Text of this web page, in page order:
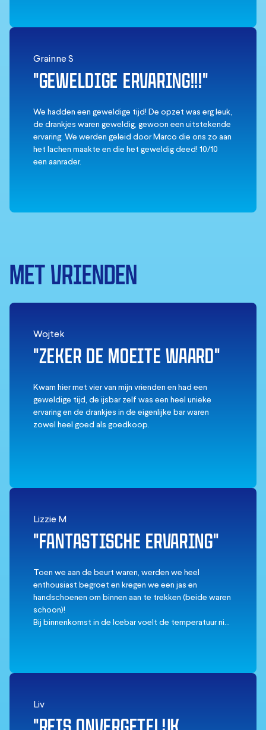
De moeite waard!
Grainne S
"GEWELDIGE ERVARING!!!"
We hadden een geweldige tijd! De opzet was erg leuk,
de drankjes waren geweldig, gewoon een uitstekende
ervaring. We werden geleid door Marco die ons zo aan
het lachen maakte en die het geweldig deed! 10/10
een aanrader.
MET VRIENDEN
Wojtek
"ZEKER DE MOEITE WAARD"
Kwam hier met vier van mijn vrienden en had een
geweldige tijd, de ijsbar zelf was een heel unieke
ervaring en de drankjes in de eigenlijke bar waren
zowel heel goed als goedkoop.
Lizzie M
"FANTASTISCHE ERVARING"
Toen we aan de beurt waren, werden we heel
enthousiast begroet en kregen we een jas en
handschoenen om binnen aan te trekken (beide waren
schoon)!
Bij binnenkomst in de Icebar voelt de temperatuur niet
drankjes te genieten!
dat moment voel je de kou pas echt! Vooral mijn
handen waren ijskoud! En ook mijn voeten waren echt
Liv